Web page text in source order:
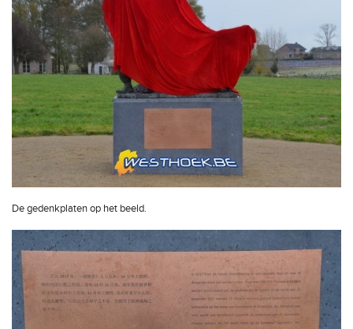
De gedenkplaten op het beeld.